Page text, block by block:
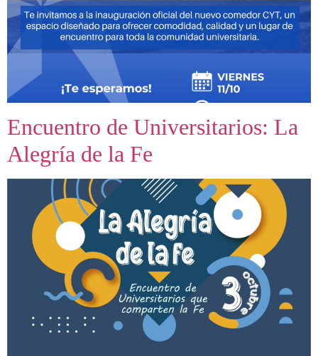
Encuentro de Universitarios: La
Alegría de la Fe